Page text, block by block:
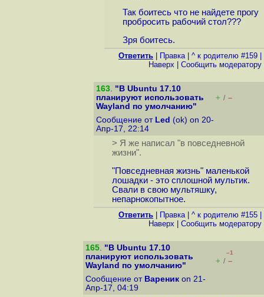
Так боитесь что не найдете прогу
пробросить рабочий стол???
Зря боитесь.
Ответить Правка| ^ к родителю #159
Наверх
Cообщить модератору
163. "В Ubuntu 17.10
планируют использовать
Wayland по умолчанию"
+ / –
Сообщение от Led (ok) on 20-
Апр-17, 22:14
> Я же написал "в повседневной
жизни".
"Повседневная жизнь" маленькой
лошадки - это сплошной мультик.
Свали в свою мультяшку,
непарнокопытное.
Ответить Правка| ^ к родителю #155
Наверх
Cообщить модератору
165. "В Ubuntu 17.10
планируют использовать
Wayland по умолчанию"
–1
+ / –
Сообщение от Вареник on 21-
Апр-17, 04:19